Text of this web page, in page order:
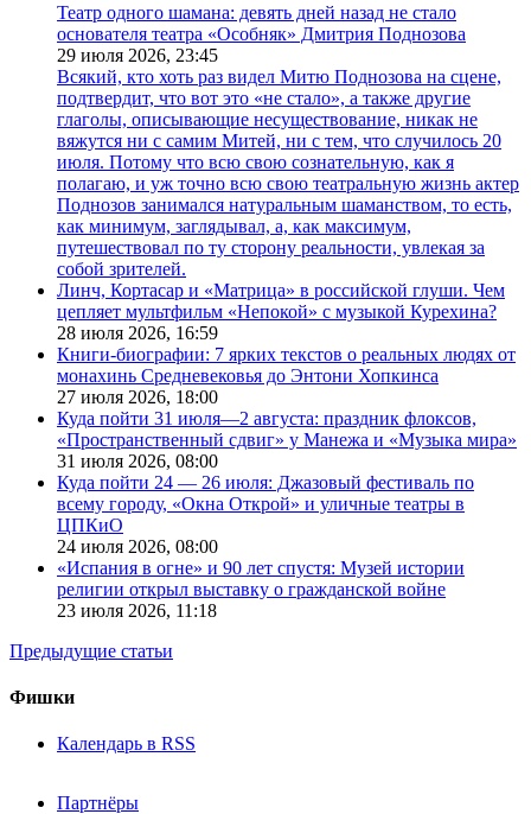
Театр одного шамана: девять дней назад не стало
основателя театра «Особняк» Дмитрия Поднозова
29 июля 2026, 23:45
Всякий, кто хоть раз видел Митю Поднозова на сцене,
подтвердит, что вот это «не стало», а также другие
глаголы, описывающие несуществование, никак не
вяжутся ни с самим Митей, ни с тем, что случилось 20
июля. Потому что всю свою сознательную, как я
полагаю, и уж точно всю свою театральную жизнь актер
Поднозов занимался натуральным шаманством, то есть,
как минимум, заглядывал, а, как максимум,
путешествовал по ту сторону реальности, увлекая за
собой зрителей.
Линч, Кортасар и «Матрица» в российской глуши. Чем
цепляет мультфильм «Непокой» с музыкой Курехина?
28 июля 2026, 16:59
Книги-биографии: 7 ярких текстов о реальных людях от
монахинь Средневековья до Энтони Хопкинса
27 июля 2026, 18:00
Куда пойти 31 июля—2 августа: праздник флоксов,
«Пространственный сдвиг» у Манежа и «Музыка мира»
31 июля 2026, 08:00
Куда пойти 24 — 26 июля: Джазовый фестиваль по
всему городу, «Окна Открой» и уличные театры в
ЦПКиО
24 июля 2026, 08:00
«Испания в огне» и 90 лет спустя: Музей истории
религии открыл выставку о гражданской войне
23 июля 2026, 11:18
Предыдущие статьи
Фишки
Календарь в RSS
Партнёры